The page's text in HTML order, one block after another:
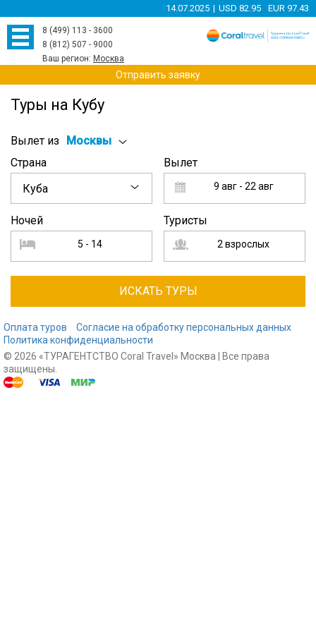
14.07.2025 | USD 82.95 EUR 97.43
8 (499) 113 - 3600
8 (812) 507 - 9000
Ваш регион: Москва
Отправить заявку
Туры на Кубу
Вылет из
Москвы
Страна
Куба
Вылет
9 авг - 22 авг
Ночей
5 - 14
Туристы
2 взрослых
Оплата туров
Согласие на обработку персональных данных
Политика конфиденциальности
© 2026 «ТУРАГЕНТСТВО Coral Travel» Москва | Все права
защищены.